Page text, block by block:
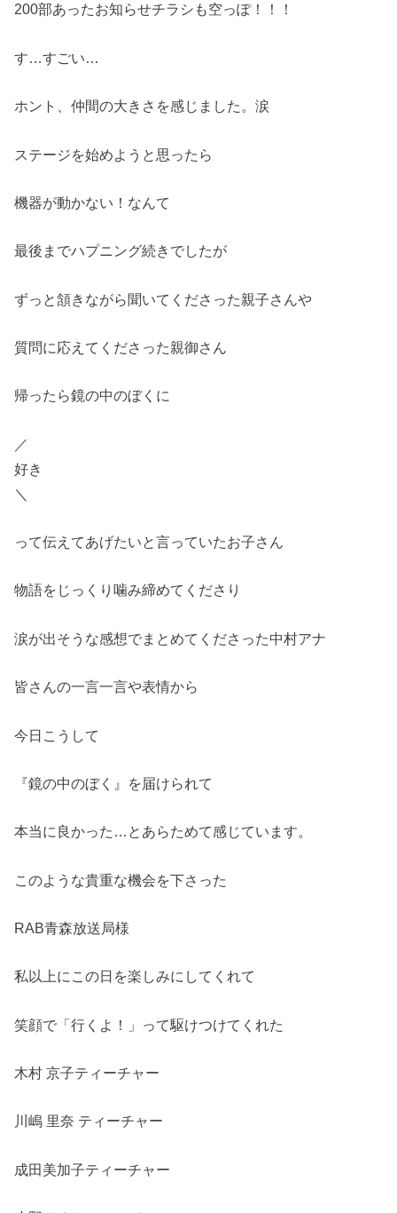
200部あったお知らせチラシも空っぽ！！！
す…すごい…
ホント、仲間の大きさを感じました。涙
ステージを始めようと思ったら
機器が動かない！なんて
最後までハプニング続きでしたが
ずっと頷きながら聞いてくださった親子さんや
質問に応えてくださった親御さん
帰ったら鏡の中のぼくに
／
好き
＼
って伝えてあげたいと言っていたお子さん
物語をじっくり噛み締めてくださり
涙が出そうな感想でまとめてくださった中村アナ
皆さんの一言一言や表情から
今日こうして
『鏡の中のぼく』を届けられて
本当に良かった…とあらためて感じています。
このような貴重な機会を下さった
RAB青森放送局様
私以上にこの日を楽しみにしてくれて
笑顔で「行くよ！」って駆けつけてくれた
木村 京子ティーチャー
川嶋 里奈 ティーチャー
成田美加子ティーチャー